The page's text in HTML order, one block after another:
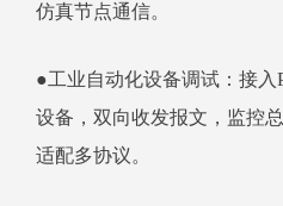
仿真节点通信。
●工业自动化设备调试：接
设备，双向收发报文，监控
适配多协议。